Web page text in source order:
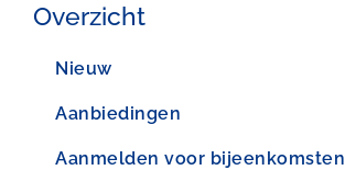
Overzicht
Nieuw
Aanbiedingen
Aanmelden voor bijeenkomsten